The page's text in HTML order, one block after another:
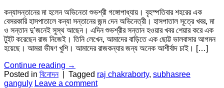
কন্যাসন্তানের মা হলেন অভিনেতা শুভশ্রী গঙ্গোপাধ্যায়। বৃহস্পতিবার শহরের এক
বেসরকারি হাসপাতালে কন্যা সন্তানের জন্ম দেন অভিনেত্রী। হাসপাতাল সূত্রে খবর, মা
ও সন্তান দু’জনেই সুস্থ আছেন। এদিন শুভশ্রীর সন্তান হওয়ার খবর শেয়ার করে এক
টুইট করেছেন রাজ নিজেই। তিনি লেখেন, আমাদের বাড়িতে এক ছোট্ট ভালবাসার আগমন
হয়েছে। আমরা ভীষণ খুশি। আমাদের রাজকন্যার জন্য অনেক আশীর্বাদ চাই। […]
Continue reading →
Posted in বিনোদন Tagged raj chakraborty, subhasree
ganguly Leave a comment